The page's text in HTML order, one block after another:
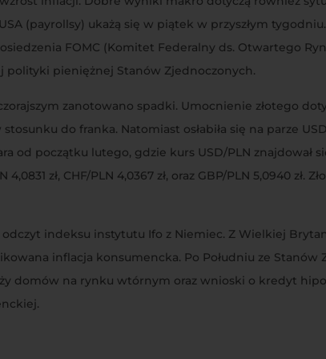
(payrollsy) ukażą się w piątek w przyszłym
FOMC (Komitet Federalny ds. Otwartego
polityki pieniężnej Stanów Zjednoczonych.
zanotowano spadki. Umocnienie złotego
do franka. Natomiast osłabiła się na parze
od początku lutego, gdzie kurs USD/PLN znajdował
zł, CHF/PLN 4,0367 zł, oraz GBP/PLN 5,0940 zł.
indeksu instytutu Ifo z Niemiec. Z Wielkiej
inflacja konsumencka. Po Południu ze Stanów
domów na rynku wtórnym oraz wnioski o kredyt